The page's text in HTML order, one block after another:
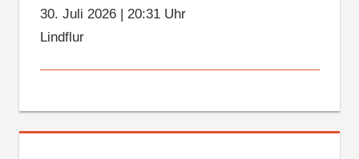
30. Juli 2026| 20:31 Uhr
Lindflur